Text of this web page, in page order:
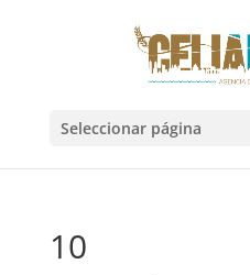
Seleccionar página
10